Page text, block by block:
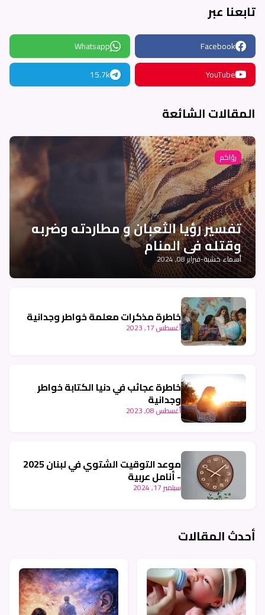
تابعنا عبر
Facebook
Whatsapp
YouTube
15.7k
المقالات الشائعة
رؤاكم
تفسير رؤيا الثعبان و مطاردته وضربه
وقتله في المنام
أسماء خشبة-فبراير 08, 2024
خاطرة مذكرات معلمة خواطر وجدانية
أغسطس 17, 2023
خاطرة عجائب في دنيا الكتابة خواطر
وجدانية
أغسطس 08, 2023
موعد التوقيت الشتوي في لبنان 2025
- أنامل عربية
سبتمبر 17, 2024
أحدث المقالات